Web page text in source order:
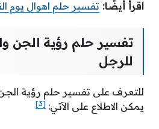
اقرأ أيضًا: تفسير حلم اهوال يوم
تفسير حلم رؤية الجن
للرجل
للتعرف على تفسير حلم رؤية
يمكن الاطلاع على الآتي: [3]